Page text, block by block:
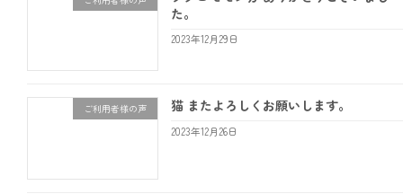
た。
2023年12月29日
ご利用者様の声 猫 またよろしくお願いします。
2023年12月26日